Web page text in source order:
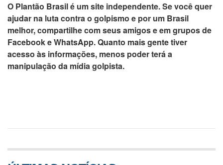
O Plantão Brasilé um site independente. Se você quer
ajudar na luta contra o golpismo e por um Brasil
melhor,compartilhe com seus amigos e em grupos de
Facebook e WhatsApp. Quanto mais gente tiver
acesso às informações, menos poder terá a
manipulação da mídia golpista.